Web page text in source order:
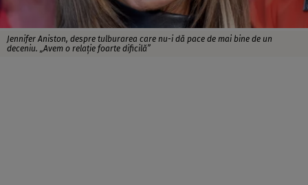
Jennifer Aniston, despre tulburarea care nu-i dă pace de mai bine de un
deceniu. „Avem o relație foarte dificilă”